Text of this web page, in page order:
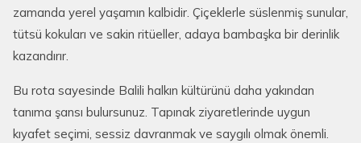
zamanda yerel yaşamın kalbidir. Çiçeklerle süslenmiş sunular,
tütsü kokuları ve sakin ritüeller, adaya bambaşka bir derinlik
kazandırır.
Bu rota sayesinde Balili halkın kültürünü daha yakından
tanıma şansı bulursunuz. Tapınak ziyaretlerinde uygun
kıyafet seçimi, sessiz davranmak ve saygılı olmak önemli.